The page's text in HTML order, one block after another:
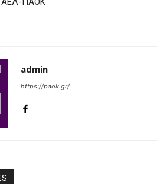
admin
https://paok.gr/